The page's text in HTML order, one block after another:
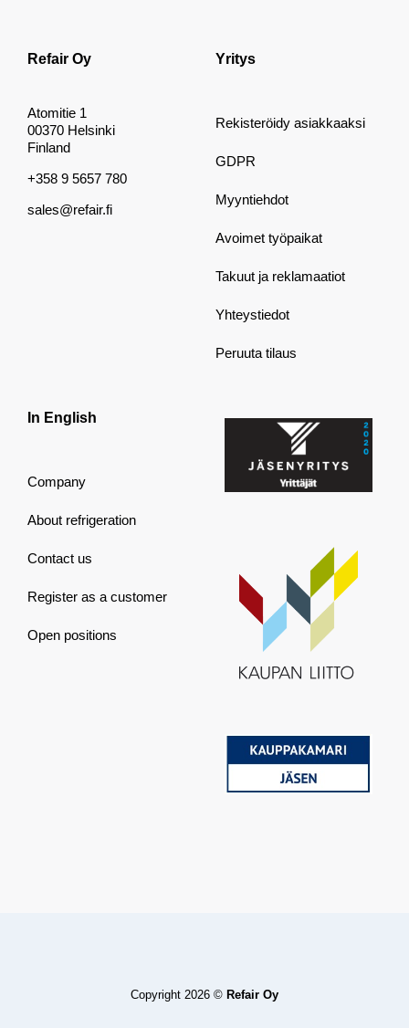
Refair Oy
Atomitie 1
00370 Helsinki
Finland
+358 9 5657 780
sales@refair.fi
Yritys
Rekisteröidy asiakkaaksi
GDPR
Myyntiehdot
Avoimet työpaikat
Takuut ja reklamaatiot
Yhteystiedot
Peruuta tilaus
In English
Company
About refrigeration
Contact us
Register as a customer
Open positions
Copyright 2026 © Refair Oy